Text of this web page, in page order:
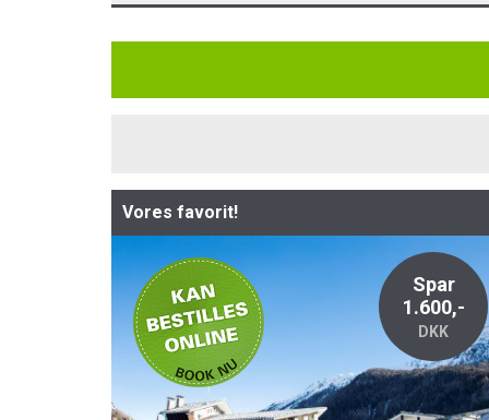
Vores favorit!
Privat
Spar
1.600,-
DKK